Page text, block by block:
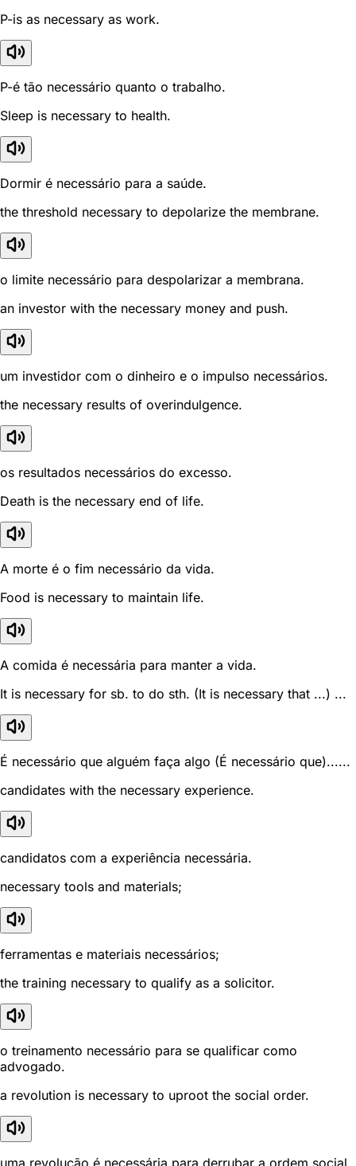
P-is as necessary as work.
P-é tão necessário quanto o trabalho.
Sleep is necessary to health.
Dormir é necessário para a saúde.
the threshold necessary to depolarize the membrane.
o limite necessário para despolarizar a membrana.
an investor with the necessary money and push.
um investidor com o dinheiro e o impulso necessários.
the necessary results of overindulgence.
os resultados necessários do excesso.
Death is the necessary end of life.
A morte é o fim necessário da vida.
Food is necessary to maintain life.
A comida é necessária para manter a vida.
It is necessary for sb. to do sth. (It is necessary that ...) ...
É necessário que alguém faça algo (É necessário que)......
candidates with the necessary experience.
candidatos com a experiência necessária.
necessary tools and materials;
ferramentas e materiais necessários;
the training necessary to qualify as a solicitor.
o treinamento necessário para se qualificar como
advogado.
a revolution is necessary to uproot the social order.